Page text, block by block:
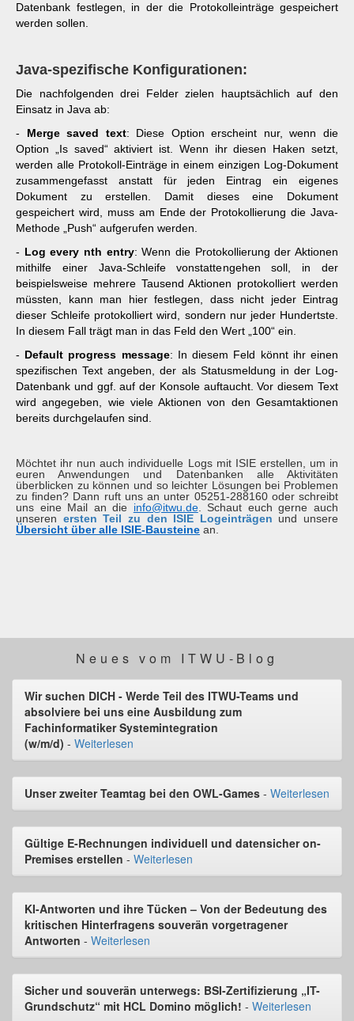
Datenbank festlegen, in der die Protokolleinträge gespeichert
werden sollen.
Java-spezifische Konfigurationen:
Die nachfolgenden drei Felder zielen hauptsächlich auf den
Einsatz in Java ab:
- Merge saved text: Diese Option erscheint nur, wenn die
Option „Is saved“ aktiviert ist. Wenn ihr diesen Haken setzt,
werden alle Protokoll-Einträge in einem einzigen Log-Dokument
zusammengefasst anstatt für jeden Eintrag ein eigenes
Dokument zu erstellen. Damit dieses eine Dokument
gespeichert wird, muss am Ende der Protokollierung die Java-
Methode „Push“ aufgerufen werden.
- Log every nth entry: Wenn die Protokollierung der Aktionen
mithilfe einer Java-Schleife vonstattengehen soll, in der
beispielsweise mehrere Tausend Aktionen protokolliert werden
müssten, kann man hier festlegen, dass nicht jeder Eintrag
dieser Schleife protokolliert wird, sondern nur jeder Hundertste.
In diesem Fall trägt man in das Feld den Wert „100“ ein.
- Default progress message: In diesem Feld könnt ihr einen
spezifischen Text angeben, der als Statusmeldung in der Log-
Datenbank und ggf. auf der Konsole auftaucht. Vor diesem Text
wird angegeben, wie viele Aktionen von den Gesamtaktionen
bereits durchgelaufen sind.
Möchtet ihr nun auch individuelle Logs mit ISIE erstellen, um in
euren Anwendungen und Datenbanken alle Aktivitäten
überblicken zu können und so leichter Lösungen bei Problemen
zu finden? Dann ruft uns an unter 05251-288160 oder schreibt
uns eine Mail an die info@itwu.de. Schaut euch gerne auch
unseren ersten Teil zu den ISIE Logeinträgen und unsere
Übersicht über alle ISIE-Bausteine an.
Neues vom ITWU-Blog
Wir suchen DICH - Werde Teil des ITWU-Teams und
absolviere bei uns eine Ausbildung zum
Fachinformatiker Systemintegration
(w/m/d) - Weiterlesen
Unser zweiter Teamtag bei den OWL-Games - Weiterlesen
Gültige E-Rechnungen individuell und datensicher on-
Premises erstellen - Weiterlesen
KI-Antworten und ihre Tücken – Von der Bedeutung des
kritischen Hinterfragens souverän vorgetragener
Antworten - Weiterlesen
Sicher und souverän unterwegs: BSI-Zertifizierung „IT-
Grundschutz“ mit HCL Domino möglich! - Weiterlesen